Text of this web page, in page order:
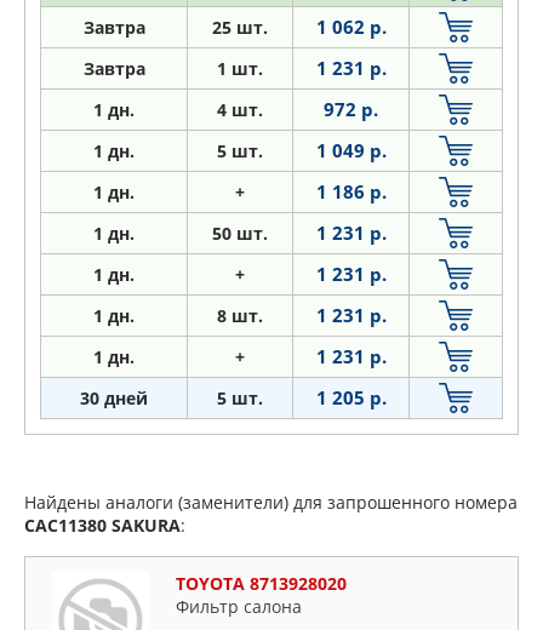
Завтра 25 шт. 1 062 р.
Завтра 1 шт. 1 231 р.
1 дн. 4 шт. 972 р.
1 дн. 5 шт. 1 049 р.
1 дн. + 1 186 р.
1 дн. 50 шт. 1 231 р.
1 дн. + 1 231 р.
1 дн. 8 шт. 1 231 р.
1 дн. + 1 231 р.
30 дней 5 шт. 1 205 р.
Найдены аналоги (заменители) для запрошенного номера
CAC11380 SAKURA:
TOYOTA 8713928020
Фильтр салона